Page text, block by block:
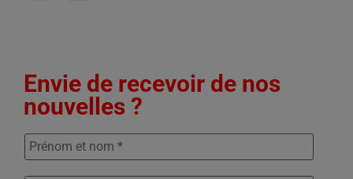
Envie de recevoir de nos
nouvelles ?